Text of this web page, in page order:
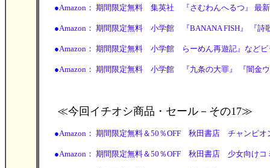
●Amazon： 期間限定無料 集英社 『さむわんへるつ』 最
●Amazon： 期間限定無料 小学館 『BANANA FISH』 『詩
●Amazon： 期間限定無料 小学館 らーめん再遊記』などビ
●Amazon： 期間限定無料 小学館 『九条の大罪』 『闇金
≪今回イチオシ商品・セール －その17≫
●Amazon： 期間限定無料＆50％OFF 秋田書店 チャンピオ
●Amazon： 期間限定無料＆50％OFF 秋田書店 少女向けコ